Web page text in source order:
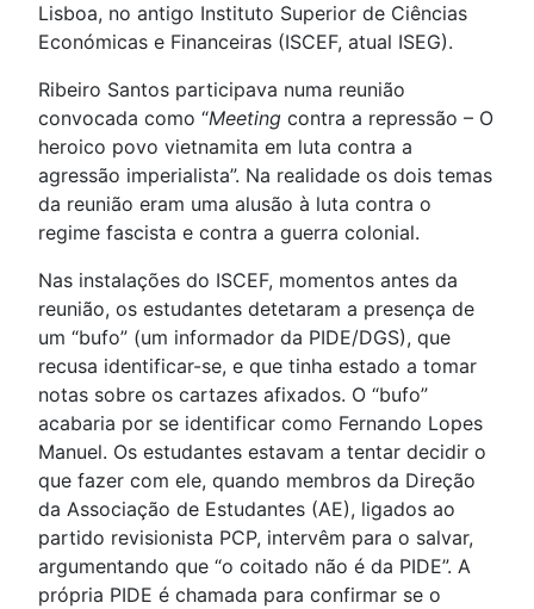
Lisboa, no antigo Instituto Superior de Ciências
Económicas e Financeiras (ISCEF, atual ISEG).
Ribeiro Santos participava numa reunião
convocada como “Meeting contra a repressão – O
heroico povo vietnamita em luta contra a
agressão imperialista”. Na realidade os dois temas
da reunião eram uma alusão à luta contra o
regime fascista e contra a guerra colonial.
Nas instalações do ISCEF, momentos antes da
reunião, os estudantes detetaram a presença de
um “bufo” (um informador da PIDE/DGS), que
recusa identificar-se, e que tinha estado a tomar
notas sobre os cartazes afixados. O “bufo”
acabaria por se identificar como Fernando Lopes
Manuel. Os estudantes estavam a tentar decidir o
que fazer com ele, quando membros da Direção
da Associação de Estudantes (AE), ligados ao
partido revisionista PCP, intervêm para o salvar,
argumentando que “o coitado não é da PIDE”. A
própria PIDE é chamada para confirmar se o